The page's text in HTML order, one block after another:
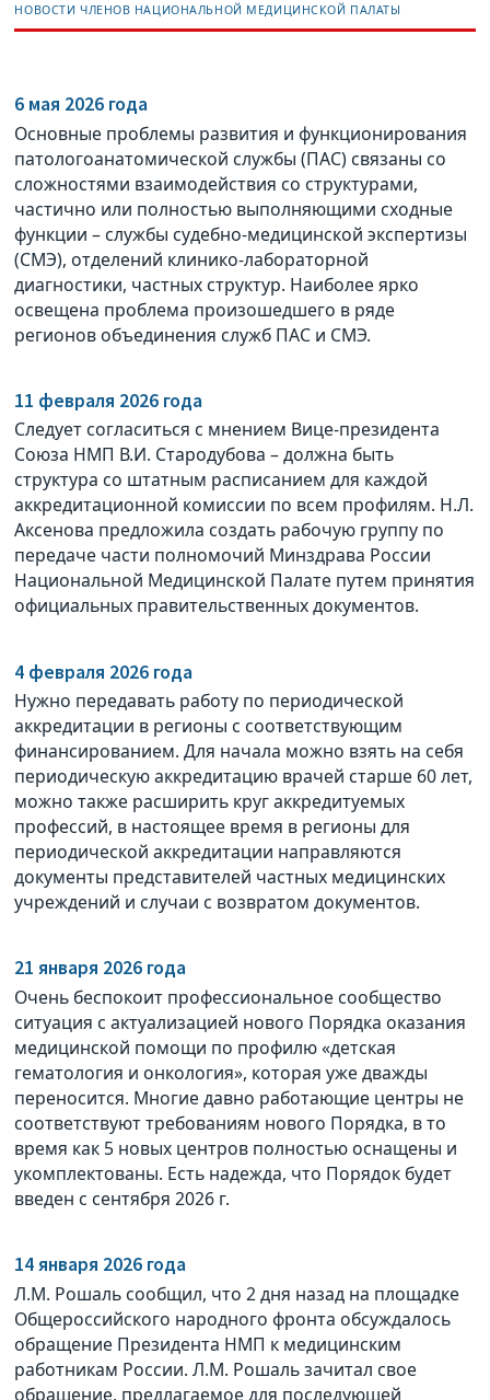
НОВОСТИ ЧЛЕНОВ НАЦИОНАЛЬНОЙ МЕДИЦИНСКОЙ ПАЛАТЫ
6 мая 2026 года
Основные проблемы развития и функционирования
патологоанатомической службы (ПАС) связаны со
сложностями взаимодействия со структурами,
частично или полностью выполняющими сходные
функции – службы судебно-медицинской экспертизы
(СМЭ), отделений клинико-лабораторной
диагностики, частных структур. Наиболее ярко
освещена проблема произошедшего в ряде
регионов объединения служб ПАС и СМЭ.
11 февраля 2026 года
Следует согласиться с мнением Вице-президента
Союза НМП В.И. Стародубова – должна быть
структура со штатным расписанием для каждой
аккредитационной комиссии по всем профилям. Н.Л.
Аксенова предложила создать рабочую группу по
передаче части полномочий Минздрава России
Национальной Медицинской Палате путем принятия
официальных правительственных документов.
4 февраля 2026 года
Нужно передавать работу по периодической
аккредитации в регионы с соответствующим
финансированием. Для начала можно взять на себя
периодическую аккредитацию врачей старше 60 лет,
можно также расширить круг аккредитуемых
профессий, в настоящее время в регионы для
периодической аккредитации направляются
документы представителей частных медицинских
учреждений и случаи с возвратом документов.
21 января 2026 года
Очень беспокоит профессиональное сообщество
ситуация с актуализацией нового Порядка оказания
медицинской помощи по профилю «детская
гематология и онкология», которая уже дважды
переносится. Многие давно работающие центры не
соответствуют требованиям нового Порядка, в то
время как 5 новых центров полностью оснащены и
укомплектованы. Есть надежда, что Порядок будет
введен с сентября 2026 г.
14 января 2026 года
Л.М. Рошаль сообщил, что 2 дня назад на площадке
Общероссийского народного фронта обсуждалось
обращение Президента НМП к медицинским
работникам России. Л.М. Рошаль зачитал свое
обращение, предлагаемое для последующей